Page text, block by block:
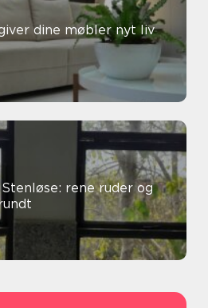
dine møbler nyt liv
rene ruder og